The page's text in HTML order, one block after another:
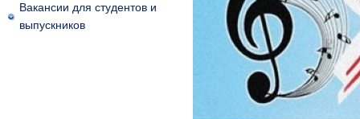
Вакансии для студентов и
выпускников